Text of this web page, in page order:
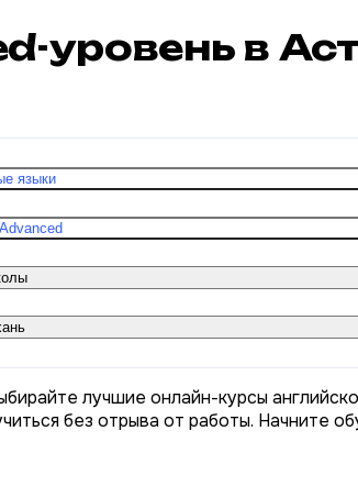
уровень в
языки
лучшие онлайн-курсы
без отрыва от работы. Начните